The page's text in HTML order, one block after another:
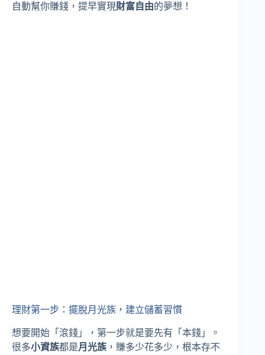
自動幫你賺錢，提早實現財富自由的夢想！
理財第一步：擺脫月光族，建立儲蓄習慣
想要開始「滾錢」，第一步就是要先有「本錢」。
很多小資族都是月光族 ，賺多少花多少，根本存不